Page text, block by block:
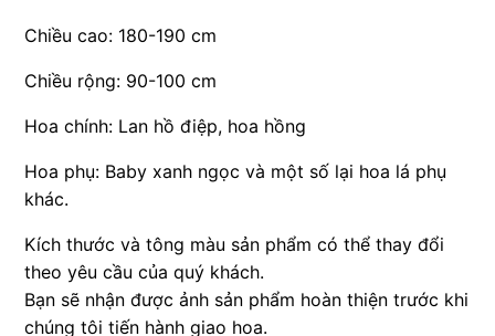
Chiều cao: 180-190 cm
Chiều rộng: 90-100 cm
Hoa chính: Lan hồ điệp, hoa hồng
Hoa phụ: Baby xanh ngọc và một số lại hoa lá phụ
khác.
Kích thước và tông màu sản phẩm có thể thay đổi
theo yêu cầu của quý khách.
Bạn sẽ nhận được ảnh sản phẩm hoàn thiện trước khi
chúng tôi tiến hành giao hoa.